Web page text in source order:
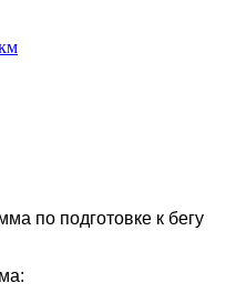
по подготовке к бегу